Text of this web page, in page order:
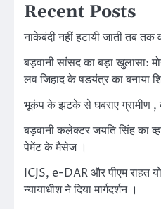
Recent Posts
नाकेबंदी नहीं हटायी जाती तब तक
बड़वानी सांसद का बड़ा खुलासा:
लव जिहाद के षडयंत्र का बनाया
भूकंप के झटके से घबराए ग्रामीण ,
बड़वानी कलेक्टर जयति सिंह का
पेमेंट के मैसेज ।
ICJS, e-DAR और पीएम राहत
न्यायाधीश ने दिया मार्गदर्शन ।